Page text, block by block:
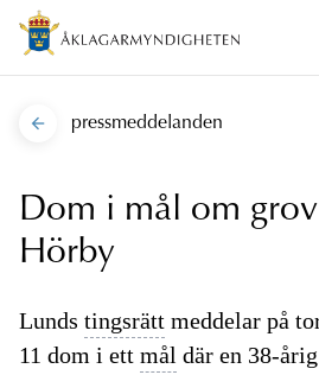
pressmeddelanden
Dom i mål om
Hörby
Lunds tingsrätt meddelar på
11 dom i ett mål där en 38-